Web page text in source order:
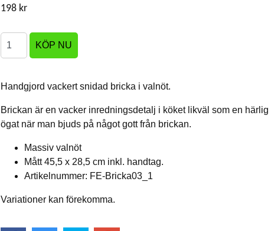
198 kr
Handgjord vackert snidad bricka i valnöt.
Brickan är en vacker inredningsdetalj i köket likväl som en härlig
ögat när man bjuds på något gott från brickan.
Massiv valnöt
Mått 45,5 x 28,5 cm inkl. handtag.
Artikelnummer: FE-Bricka03_1
Variationer kan förekomma.